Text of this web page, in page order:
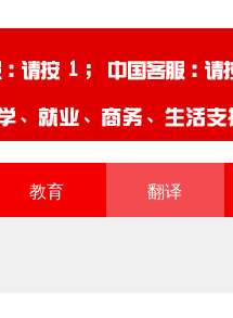
教育 翻译